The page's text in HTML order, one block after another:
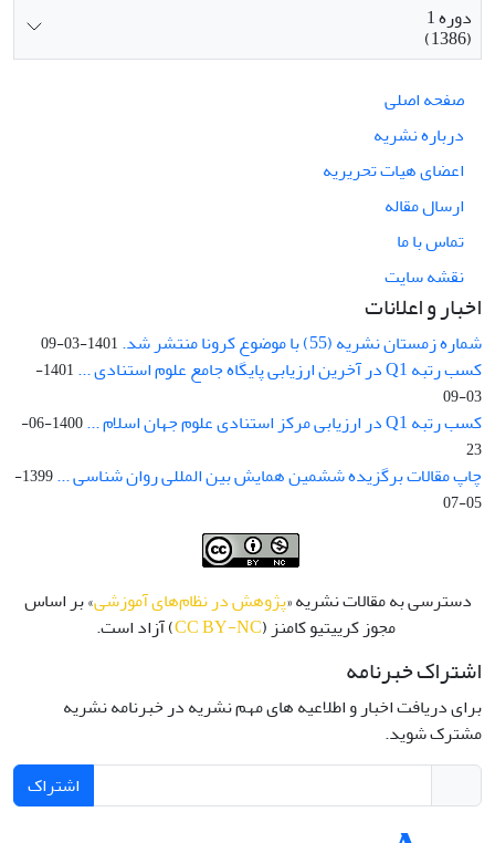
دوره 1
(1386)
صفحه اصلی
درباره نشریه
اعضای هیات تحریریه
ارسال مقاله
تماس با ما
نقشه سایت
اخبار و اعلانات
شماره زمستان نشریه (55) با موضوع کرونا منتشر شد. 1401-03-09
کسب رتبه Q1 در آخرین ارزیابی پایگاه جامع علوم استنادی ...
1401-
03-09
کسب رتبه Q1 در ارزیابی مرکز استنادی علوم جهان اسلام ...
1400-06-
23
چاپ مقالات برگزیده ششمین همایش بین المللی روان شناسی ...
1399-
05-07
دسترسی به مقالات نشریه «پژوهش در نظام‌های آموزشی» بر اساس
مجوز کرییتیو کامنز (CC BY-NC) آزاد است.
اشتراک خبرنامه
برای دریافت اخبار و اطلاعیه های مهم نشریه در خبرنامه نشریه
مشترک شوید.
اشتراک